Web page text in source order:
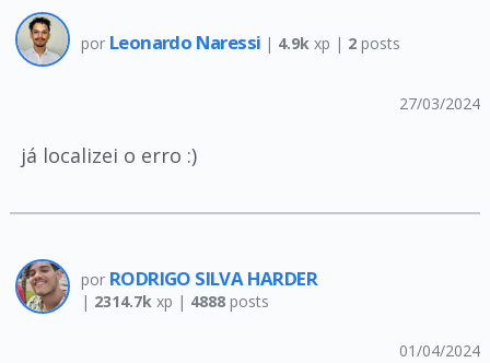
por Leonardo Naressi | 4.9k xp | 2posts
27/03/2024
já localizei o erro :)
por RODRIGO SILVA HARDER
| 2314.7kxp | 4888posts
01/04/2024